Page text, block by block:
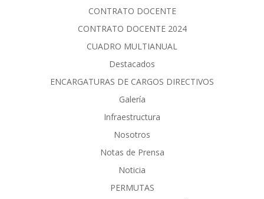
CONTRATO DOCENTE
CONTRATO DOCENTE 2024
CUADRO MULTIANUAL
Destacados
ENCARGATURAS DE CARGOS DIRECTIVOS
Galería
Infraestructura
Nosotros
Notas de Prensa
Noticia
PERMUTAS